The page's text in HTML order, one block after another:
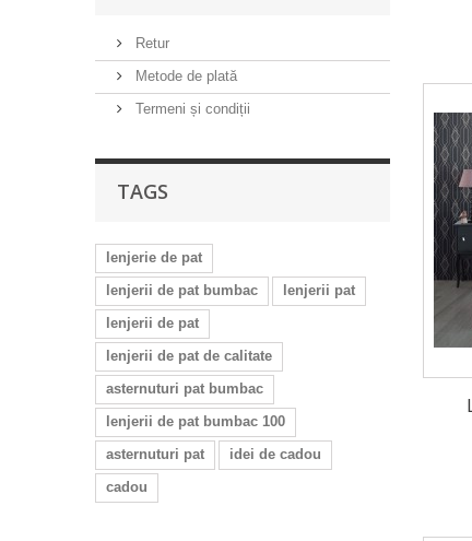
Retur
Metode de plată
Termeni și condiții
TAGS
lenjerie de pat
lenjerii de pat bumbac
lenjerii pat
lenjerii de pat
lenjerii de pat de calitate
asternuturi pat bumbac
lenjerii de pat bumbac 100
asternuturi pat
idei de cadou
cadou